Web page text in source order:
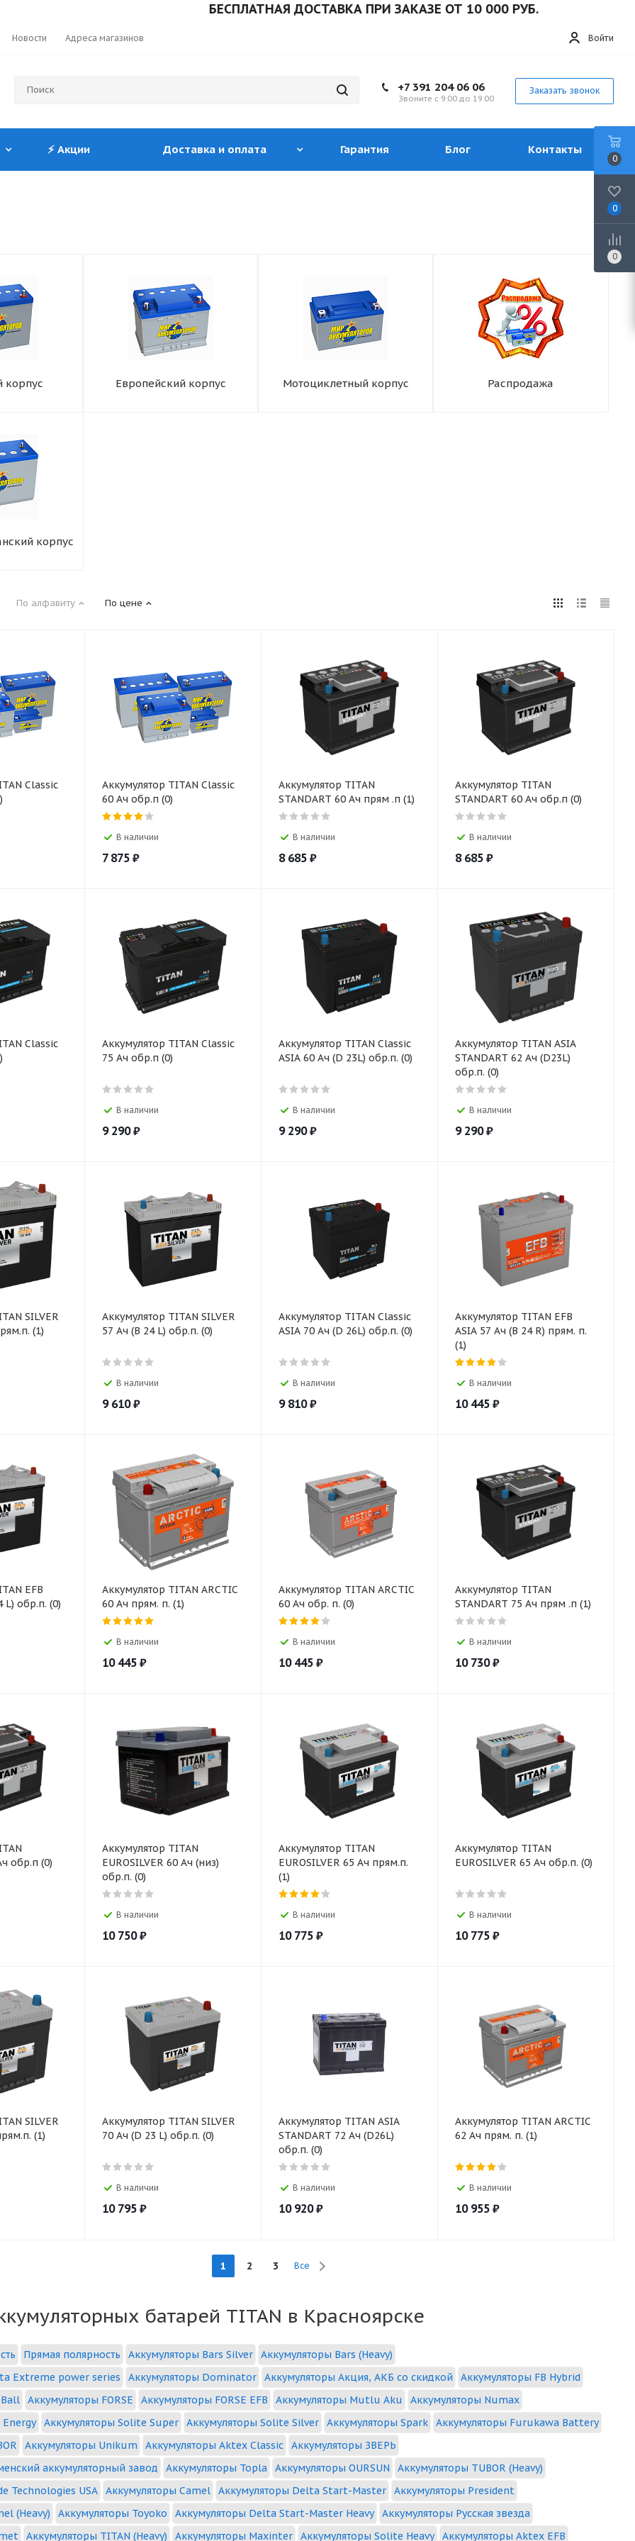
БЕСПЛАТНАЯ ДОСТАВКА ПРИ ЗАКАЗЕ ОТ 10 000 РУБ.
Новости Адреса магазинов Войти
+7 391 204 06 06
Звоните с 9:00 до 19:00
Заказать звонок
⚡ Акции Доставка и оплата Гарантия Блог Контакты
корпус Европейский корпус Мотоциклетный корпус Распродажа
корпус
По алфавиту По цене
Classic
Аккумулятор TITAN Classic
60 Ач обр.п (0)
В наличии
7 875 ₽
Аккумулятор TITAN
STANDART 60 Ач прям .п (1)
В наличии
8 685 ₽
Аккумулятор TITAN
STANDART 60 Ач обр.п (0)
В наличии
8 685 ₽
Classic
Аккумулятор TITAN Classic
75 Ач обр.п (0)
В наличии
9 290₽
Аккумулятор TITAN Classic
ASIA 60 Ач (D 23L) обр.п. (0)
В наличии
9 290₽
Аккумулятор TITAN ASIA
STANDART 62 Ач (D23L)
обр.п. (0)
В наличии
9 290₽
SILVER
(1)
Аккумулятор TITAN SILVER
57 Ач (B 24 L) обр.п. (0)
В наличии
9 610₽
Аккумулятор TITAN Classic
ASIA 70 Ач (D 26L) обр.п. (0)
В наличии
9 810₽
Аккумулятор TITAN EFB
ASIA 57 Ач (B 24 R) прям. п.
(1)
В наличии
10 445 ₽
EFB
L) обр.п. (0)
Аккумулятор TITAN ARCTIC
60 Aч прям. п. (1)
В наличии
10 445 ₽
Аккумулятор TITAN ARCTIC
60 Aч обр. п. (0)
В наличии
10 445 ₽
Аккумулятор TITAN
STANDART 75 Ач прям .п (1)
В наличии
10 730₽
обр.п (0)
Аккумулятор TITAN
EUROSILVER 60 Ач (низ)
обр.п. (0)
В наличии
10 750₽
Аккумулятор TITAN
EUROSILVER 65 Ач прям.п.
(1)
В наличии
10 775 ₽
Аккумулятор TITAN
EUROSILVER 65 Ач обр.п. (0)
В наличии
10 775 ₽
SILVER
(1)
Аккумулятор TITAN SILVER
70 Ач (D 23 L) обр.п. (0)
В наличии
10 795 ₽
Аккумулятор TITAN ASIA
STANDART 72 Ач (D26L)
обр.п. (0)
В наличии
10 920₽
Аккумулятор TITAN ARCTIC
62 Aч прям. п. (1)
В наличии
10 955 ₽
1 2 3 Все
батарей TITAN в Красноярске
Прямая полярность Аккумуляторы Bars Silver
Аккумуляторы Bars (Heavy)
Extreme power series
Аккумуляторы Dominator Аккумуляторы Акция, АКБ со скидкой
Аккумуляторы FB Hybrid
Аккумуляторы FORSE Аккумуляторы FORSE EFB Аккумуляторы Mutlu Aku
Аккумуляторы Numax
Energy
Аккумуляторы Solite Super Аккумуляторы Solite Silver Аккумуляторы Spark
Аккумуляторы Furukawa Battery
Аккумуляторы Unikum Аккумуляторы Aktex Classic
Аккумуляторы ЗВЕРЬ
аккумуляторный завод
Аккумуляторы Topla Аккумуляторы OURSUN
Аккумуляторы TUBOR (Heavy)
Technologies USA
Аккумуляторы Camel Аккумуляторы Delta Start-Master
Аккумуляторы President
(Heavy)
Аккумуляторы Toyoko Аккумуляторы Delta Start-Master Heavy
Аккумуляторы Русская звезда
Аккумуляторы TITAN (Heavy) Аккумуляторы Maxinter Аккумуляторы Solite Heavy Аккумуляторы Aktex EFB
0
0
0